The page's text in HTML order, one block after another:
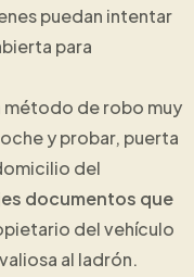
puedan intentar
para
método de robo muy
y probar, puerta
del
documentos que
del vehículo
al ladrón.